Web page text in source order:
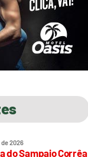
2026
do Sampaio Corrêa